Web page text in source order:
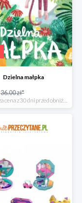
Dzielna małpka
36.00 zł*
*najniższa cena z 30 dni przed obniżką